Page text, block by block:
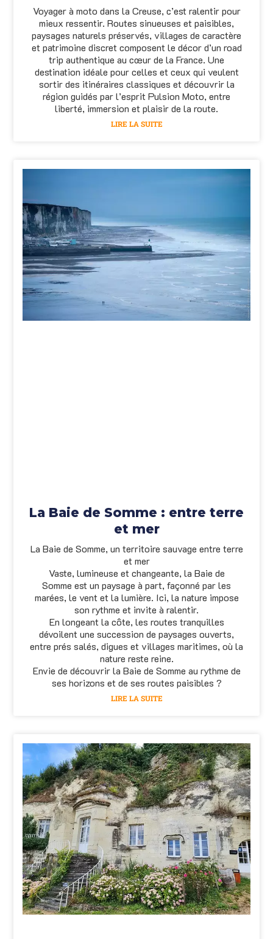
Voyager à moto dans la Creuse, c’est ralentir pour
mieux ressentir. Routes sinueuses et paisibles,
paysages naturels préservés, villages de caractère
et patrimoine discret composent le décor d’un road
trip authentique au cœur de la France. Une
destination idéale pour celles et ceux qui veulent
sortir des itinéraires classiques et découvrir la
région guidés par l’esprit Pulsion Moto, entre
liberté, immersion et plaisir de la route.
LIRE LA SUITE
La Baie de Somme : entre terre
et mer
La Baie de Somme, un territoire sauvage entre terre
et mer
Vaste, lumineuse et changeante, la Baie de
Somme est un paysage à part, façonné par les
marées, le vent et la lumière. Ici, la nature impose
son rythme et invite à ralentir.
En longeant la côte, les routes tranquilles
dévoilent une succession de paysages ouverts,
entre prés salés, digues et villages maritimes, où la
nature reste reine.
Envie de découvrir la Baie de Somme au rythme de
ses horizons et de ses routes paisibles ?
LIRE LA SUITE